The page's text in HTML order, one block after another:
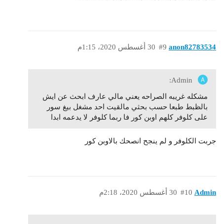
anon82783534 30 أغسطس 2020، 1:15م #9
مشكله غريبه الصراحه يعني مالي عارف ابحث عن ايش
بالظبط طبعا حسب بحثي مالقيت احد مشغل بيغ سور
على كلوفر كلهم اوبن كور فا ربما كلوفر لا يدعمه ابدا
جربت الكلوفر و لم ينجح انصحك بالاوبن كور
Admin 30 أغسطس 2020، 2:18م #10